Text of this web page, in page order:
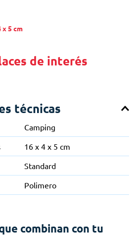
x 5 cm
de interés
técnicas
Camping
16 x 4 x 5 cm
Standard
Polimero
combinan con tu